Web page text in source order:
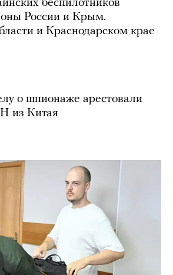
беспилотников
России и Крым.
и Краснодарском крае
о шпионаже арестовали
из Китая